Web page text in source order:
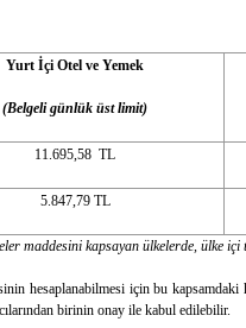
Yurt İçi Otel ve Yemek
(Belgeli günlük üst limit)
11.695,58 TL
5.847,79 TL
maddesini kapsayan ülkelerde, ülke
hesaplanabilmesi için bu kapsamdaki
birinin onay ile kabul edilebilir.